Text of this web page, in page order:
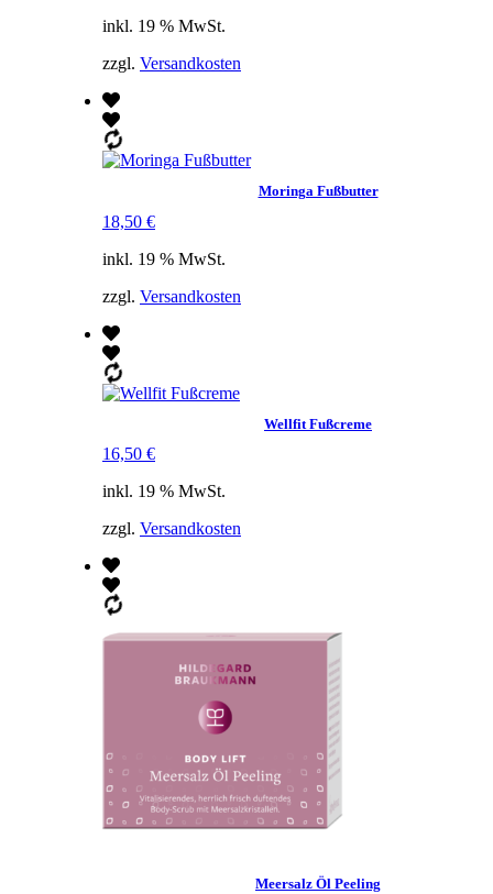
inkl. 19 % MwSt.
zzgl. Versandkosten
Moringa Fußbutter
18,50 €
inkl. 19 % MwSt.
zzgl. Versandkosten
Wellfit Fußcreme
16,50 €
inkl. 19 % MwSt.
zzgl. Versandkosten
Meersalz Öl Peeling